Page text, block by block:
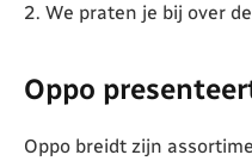
2. We praten je bij over
Oppo
Oppo breidt zijn